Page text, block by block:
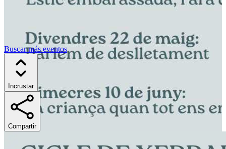
Buscar más eventos
Incrustar
Compartir